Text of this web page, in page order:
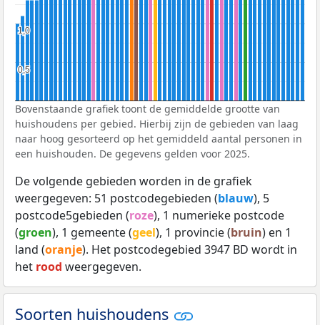
0,5
0,5
1,0
1,0
Bovenstaande grafiek toont de gemiddelde grootte van
huishoudens per gebied. Hierbij zijn de gebieden van laag
naar hoog gesorteerd op het gemiddeld aantal personen in
een huishouden. De gegevens gelden voor 2025.
De volgende gebieden worden in de grafiek
weergegeven: 51 postcodegebieden (blauw), 5
postcode5gebieden (roze), 1 numerieke postcode
(groen), 1 gemeente (geel), 1 provincie (bruin) en 1
land (oranje). Het postcodegebied 3947 BD wordt in
het rood weergegeven.
Soorten huishoudens